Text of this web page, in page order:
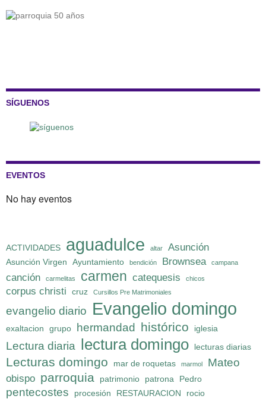
SÍGUENOS
EVENTOS
No hay eventos
ACTIVIDADES aguadulce altar Asunción
Asunción Virgen Ayuntamiento bendición Brownsea campana
canción carmelitas carmen catequesis chicos
corpus christi cruz Cursillos Pre Matrimoniales
evangelio diario Evangelio domingo
exaltacion grupo hermandad histórico iglesia
Lectura diaria lectura domingo lecturas diarias
Lecturas domingo mar de roquetas marmol Mateo
obispo parroquia patrimonio patrona Pedro
pentecostes procesión RESTAURACION rocio